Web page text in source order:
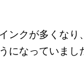
ンクが多くなり
になっていまし